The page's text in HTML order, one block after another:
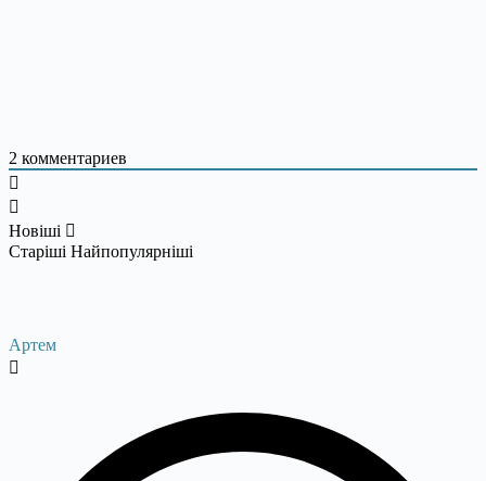
2 комментариев
Новіші
Старіші Найпопулярніші
Артем